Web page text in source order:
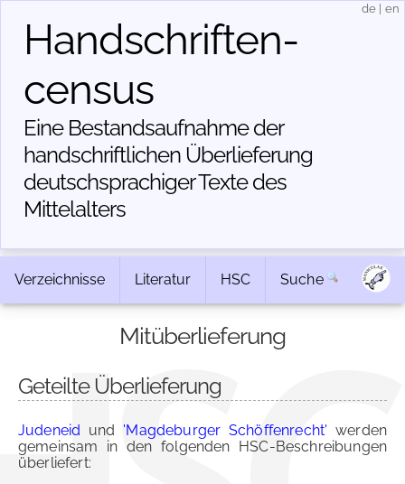
Handschriften­
census
Eine Bestandsaufnahme der
handschriftlichen Über­lieferung
deutschsprachiger Texte des
Mittelalters
de en
Verzeichnisse Literatur HSC Suche
Mitüberlieferung
Geteilte Überlieferung
Judeneid und 'Magdeburger Schöffenrecht' werden
gemeinsam in den folgenden HSC-Beschreibungen
überliefert: